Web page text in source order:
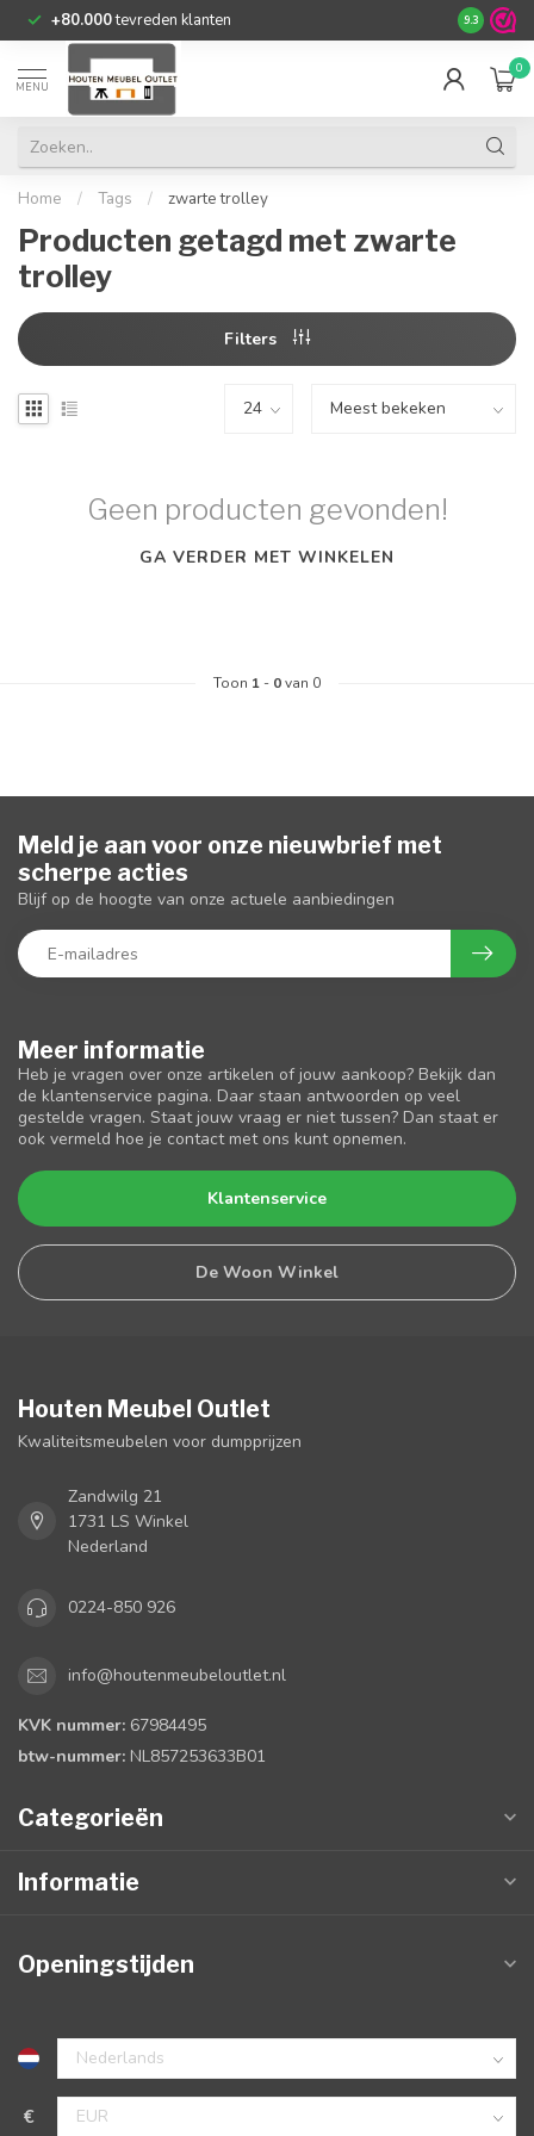
+80.000tevreden klanten 9.3
MENU
0
Home / Tags / zwarte trolley
Producten getagd met zwarte
trolley
Filters
Geen producten gevonden!
GA VERDER MET WINKELEN
Toon 1 - 0van 0
Meer informatie
Heb je vragen over onze artikelen of jouw aankoop? Bekijk dan
de klantenservice pagina. Daar staan antwoorden op veel
gestelde vragen. Staat jouw vraag er niet tussen? Dan staat er
ook vermeld hoe je contact met ons kunt opnemen.
Klantenservice
De Woon Winkel
Meld je aan voor onze nieuwbrief met
scherpe acties
Blijf op de hoogte van onze actuele aanbiedingen
Houten Meubel Outlet
Kwaliteitsmeubelen voor dumpprijzen
Zandwilg 21
1731 LS Winkel
Nederland
0224-850 926
info@houtenmeubeloutlet.nl
KVK nummer: 67984495
btw-nummer: NL857253633B01
Categorieën
Informatie
Openingstijden
€